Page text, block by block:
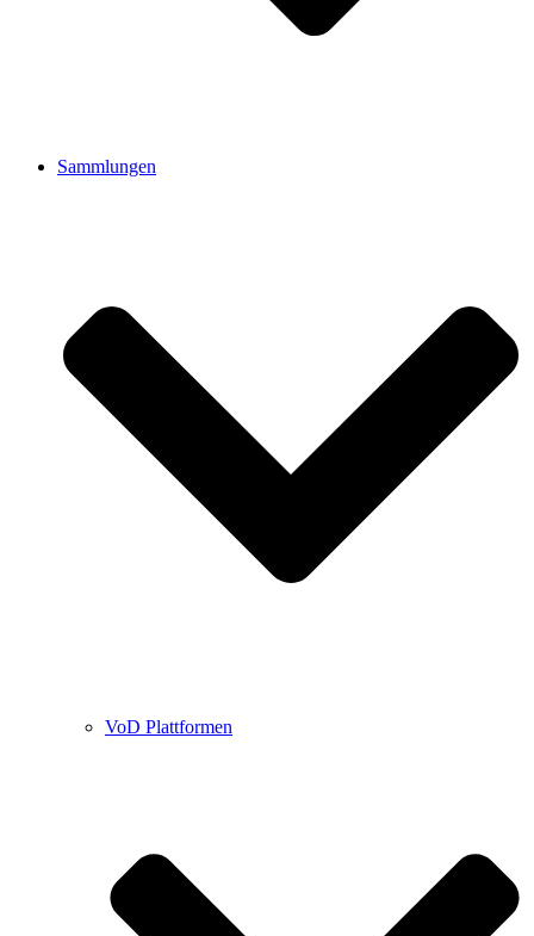
Sammlungen
VoD Plattformen